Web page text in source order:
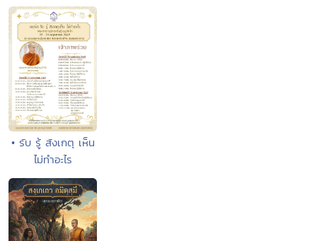
• รับ รู้ สังเกตุ เห็น
ไม่ทำอะไร